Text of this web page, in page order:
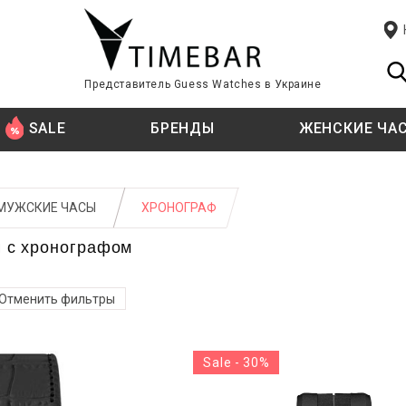
Представитель Guess Watches в Украине
SALE БРЕНДЫ
T
W WELDER
ЖЕНСКИЕ
СТИЛЬ
ТИП КРЕПЛЕНИЯ
СТИЛЬ
ТИП КРЕПЛЕНИЯ
ЧАСЫ ХРОНОГРАФ
хронографом
фильтры
Sale - 30%